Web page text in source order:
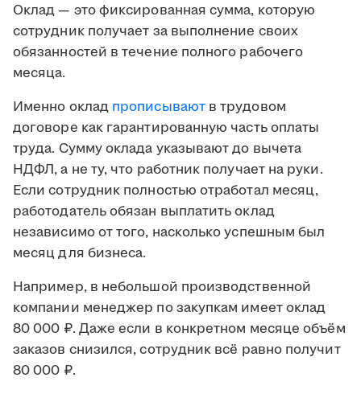
Оклад — это фиксированная сумма, которую
сотрудник получает за выполнение своих
обязанностей в течение полного рабочего
месяца.
Именно оклад прописываютв трудовом
договоре как гарантированную часть оплаты
труда. Сумму оклада указывают до вычета
НДФЛ, а не ту, что работник получает на руки.
Если сотрудник полностью отработал месяц,
работодатель обязан выплатить оклад
независимо от того, насколько успешным был
месяц для бизнеса.
Например, в небольшой производственной
компании менеджер по закупкам имеет оклад
80 000 ₽. Даже если в конкретном месяце объём
заказов снизился, сотрудник всё равно получит
80 000 ₽.